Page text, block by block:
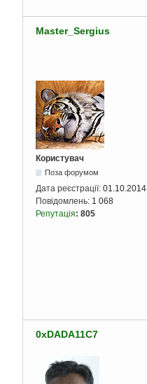
Master_Sergius
Користувач
Поза форумом
Дата реєстрації: 01.10.2014
Повідомлень: 1 068
Репутація: 805
0xDADA11C7